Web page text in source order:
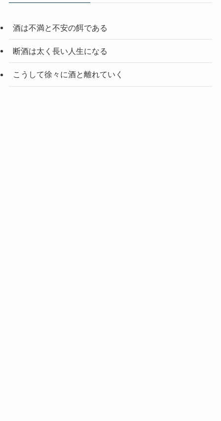
酒は不満と不安の餌である
断酒は太く長い人生になる
こうして徐々に酒と離れていく